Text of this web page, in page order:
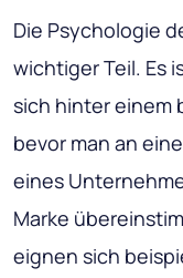
Die Psychologie
wichtiger Teil. Es
sich hinter einem
bevor man an
eines
Marke
eignen sich